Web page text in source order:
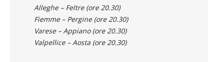
Bressanone – Dobbiaco (ore 20.00)
Alleghe – Feltre (ore 20.30)
Fiemme – Pergine (ore 20.30)
Varese – Appiano (ore 20.30)